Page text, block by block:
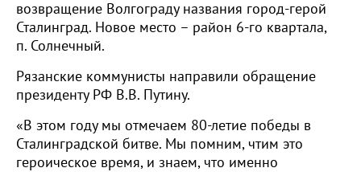
возвращение Волгограду названия город-герой
Сталинград. Новое место – район 6-го квартала,
п. Солнечный.
Рязанские коммунисты направили обращение
президенту РФ В.В. Путину.
«В этом году мы отмечаем 80-летие победы в
Сталинградской битве. Мы помним, чтим это
героическое время, и знаем, что именно